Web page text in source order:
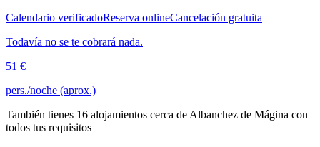
Calendario verificadoReserva onlineCancelación gratuita
Todavía no se te cobrará nada.
51 €
pers./noche (aprox.)
También tienes 16 alojamientos cerca de Albanchez de Mágina con
todos tus requisitos